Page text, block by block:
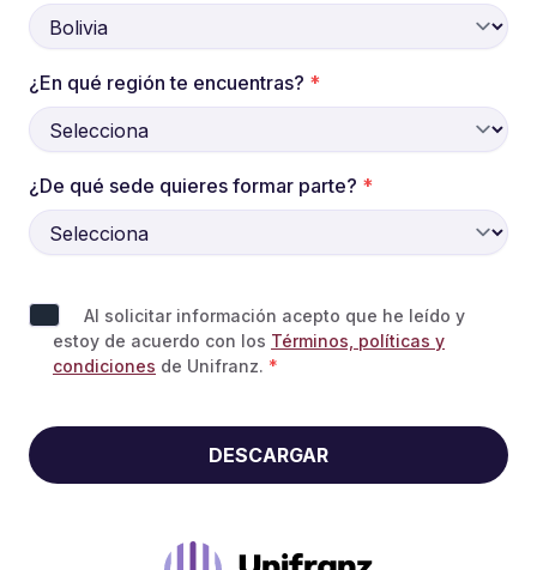
¿En qué región te encuentras? *
¿De qué sede quieres formar parte? *
Al solicitar información acepto que he leído y
estoy de acuerdo con los Términos, políticas y
condiciones de Unifranz. *